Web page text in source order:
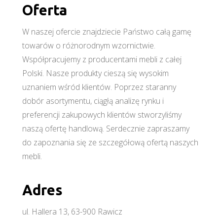
Oferta
W naszej ofercie znajdziecie Państwo całą gamę
towarów o różnorodnym wzornictwie.
Współpracujemy z producentami mebli z całej
Polski. Nasze produkty cieszą się wysokim
uznaniem wśród klientów. Poprzez staranny
dobór asortymentu, ciągłą analizę rynku i
preferencji zakupowych klientów stworzyliśmy
naszą ofertę handlową. Serdecznie zapraszamy
do zapoznania się ze szczegółową ofertą naszych
mebli.
Adres
ul. Hallera 13, 63-900 Rawicz